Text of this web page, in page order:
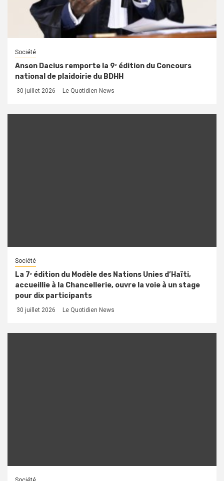
Société
Anson Dacius remporte la 9ᵉ édition du Concours
national de plaidoirie du BDHH
30 juillet 2026 Le Quotidien News
Société
La 7ᵉ édition du Modèle des Nations Unies d’Haïti,
accueillie à la Chancellerie, ouvre la voie à un stage
pour dix participants
30 juillet 2026 Le Quotidien News